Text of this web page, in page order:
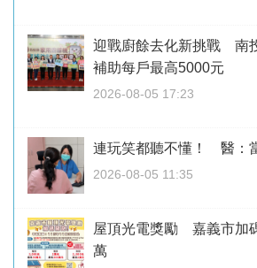
迎戰廚餘去化新挑戰 南
補助每戶最高5000元
2026-08-05 17:23
連玩笑都聽不懂！ 醫：
2026-08-05 11:35
屋頂光電獎勵 嘉義市加
萬